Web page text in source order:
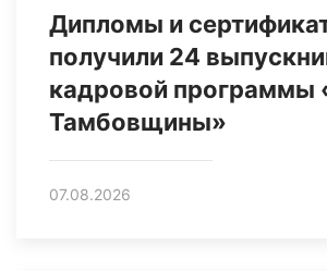
Дипломы и
получили 24
кадровой программы
Тамбовщины»
07.08.2026